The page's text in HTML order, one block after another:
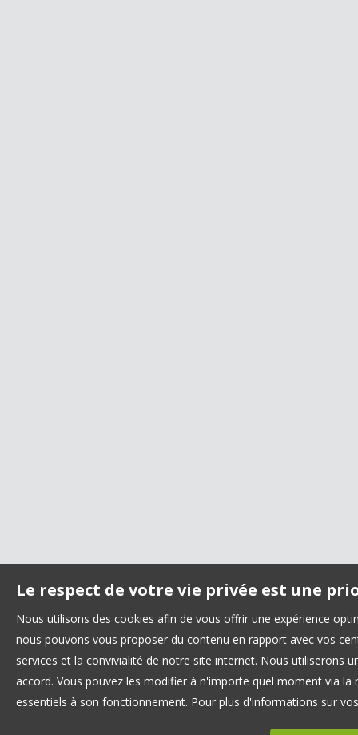
Le respect de votre vie privée est une
Nous utilisons des cookies afin de vous offrir une expérience
nous pouvons vous proposer du contenu en rapport avec vos
services et la convivialité de notre site internet. Nous utiliserons
accord. Vous pouvez les modifier à n'importe quel moment via
essentiels à son fonctionnement. Pour plus d'informations sur